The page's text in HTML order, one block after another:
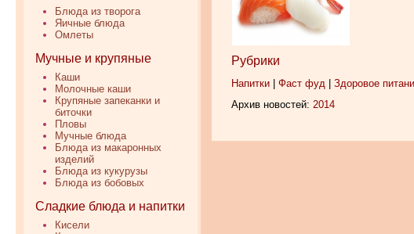
Блюда из творога
Яичные блюда
Омлеты
Мучные и крупяные
Каши
Молочные каши
Крупяные запеканки и
биточки
Пловы
Мучные блюда
Блюда из макаронных
изделий
Блюда из кукурузы
Блюда из бобовых
Сладкие блюда и напитки
Кисели
Рубрики
Напитки | Фаст фуд | Здоровое
Архив новостей: 2014